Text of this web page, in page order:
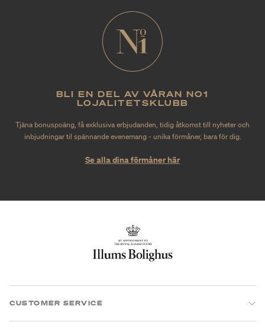
BLI EN DEL AV VÅRAN NO1
LOJALITETSKLUBB
Tjäna bonuspoäng, få exklusiva erbjudanden, tidig åtkomst till nyheter och
inbjudningar til spännande evenemang - unika förmåner, bara för dig.
Se alla dina förmåner här
CUSTOMER SERVICE